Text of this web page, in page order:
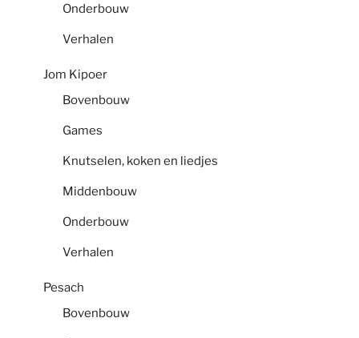
Onderbouw
Verhalen
Jom Kipoer
Bovenbouw
Games
Knutselen, koken en liedjes
Middenbouw
Onderbouw
Verhalen
Pesach
Bovenbouw